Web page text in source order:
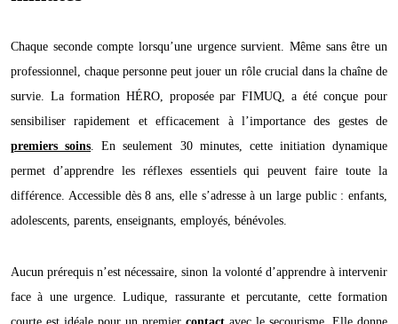
Chaque seconde compte lorsqu’une urgence survient. Même sans être un
professionnel, chaque personne peut jouer un rôle crucial dans la chaîne de
survie. La formation HÉRO, proposée par FIMUQ, a été conçue pour
sensibiliser rapidement et efficacement à l’importance des gestes de
premiers soins . En seulement 30 minutes, cette initiation dynamique
permet d’apprendre les réflexes essentiels qui peuvent faire toute la
différence. Accessible dès 8 ans, elle s’adresse à un large public : enfants,
adolescents, parents, enseignants, employés, bénévoles.
Aucun prérequis n’est nécessaire, sinon la volonté d’apprendre à intervenir
face à une urgence. Ludique, rassurante et percutante, cette formation